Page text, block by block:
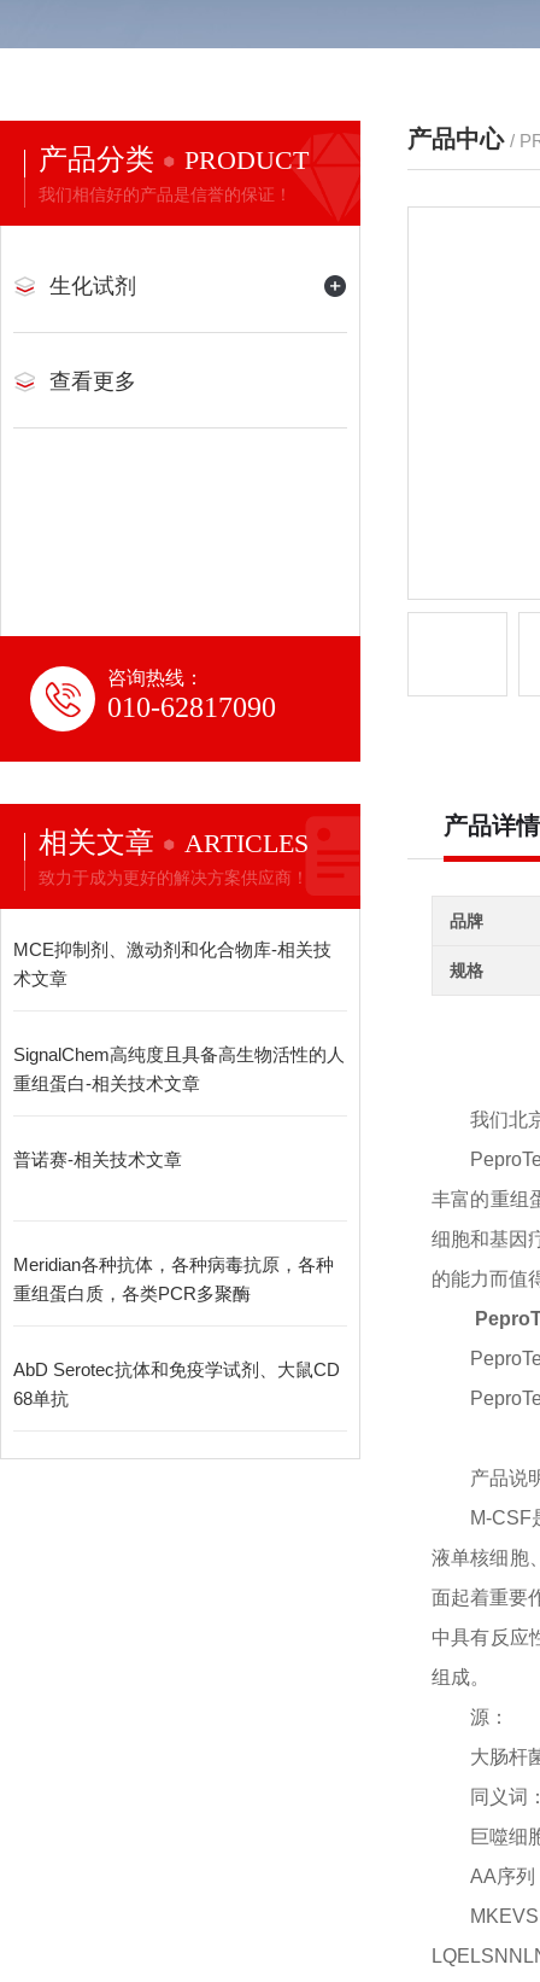
产品分类 PRODUCT
我们相信好的产品是信誉的保证！
生化试剂
查看更多
咨询热线：
010-62817090
相关文章 ARTICLES
致力于成为更好的解决方案供应商！
MCE抑制剂、激动剂和化合物库-相关技
术文章
SignalChem高纯度且具备高生物活性的人
重组蛋白-相关技术文章
普诺赛-相关技术文章
Meridian各种抗体，各种病毒抗原，各种
重组蛋白质，各类PCR多聚酶
AbD Serotec抗体和免疫学试剂、大鼠CD
68单抗
产品中心 /
产品详情
品牌
规格
我们北
丰富的重组
细胞和基因
的能力而值
产品说
M-CSF
液单核细胞
面起着重要
中具有反应
组成。
源：
大肠杆
同义词
巨噬细
AA序列